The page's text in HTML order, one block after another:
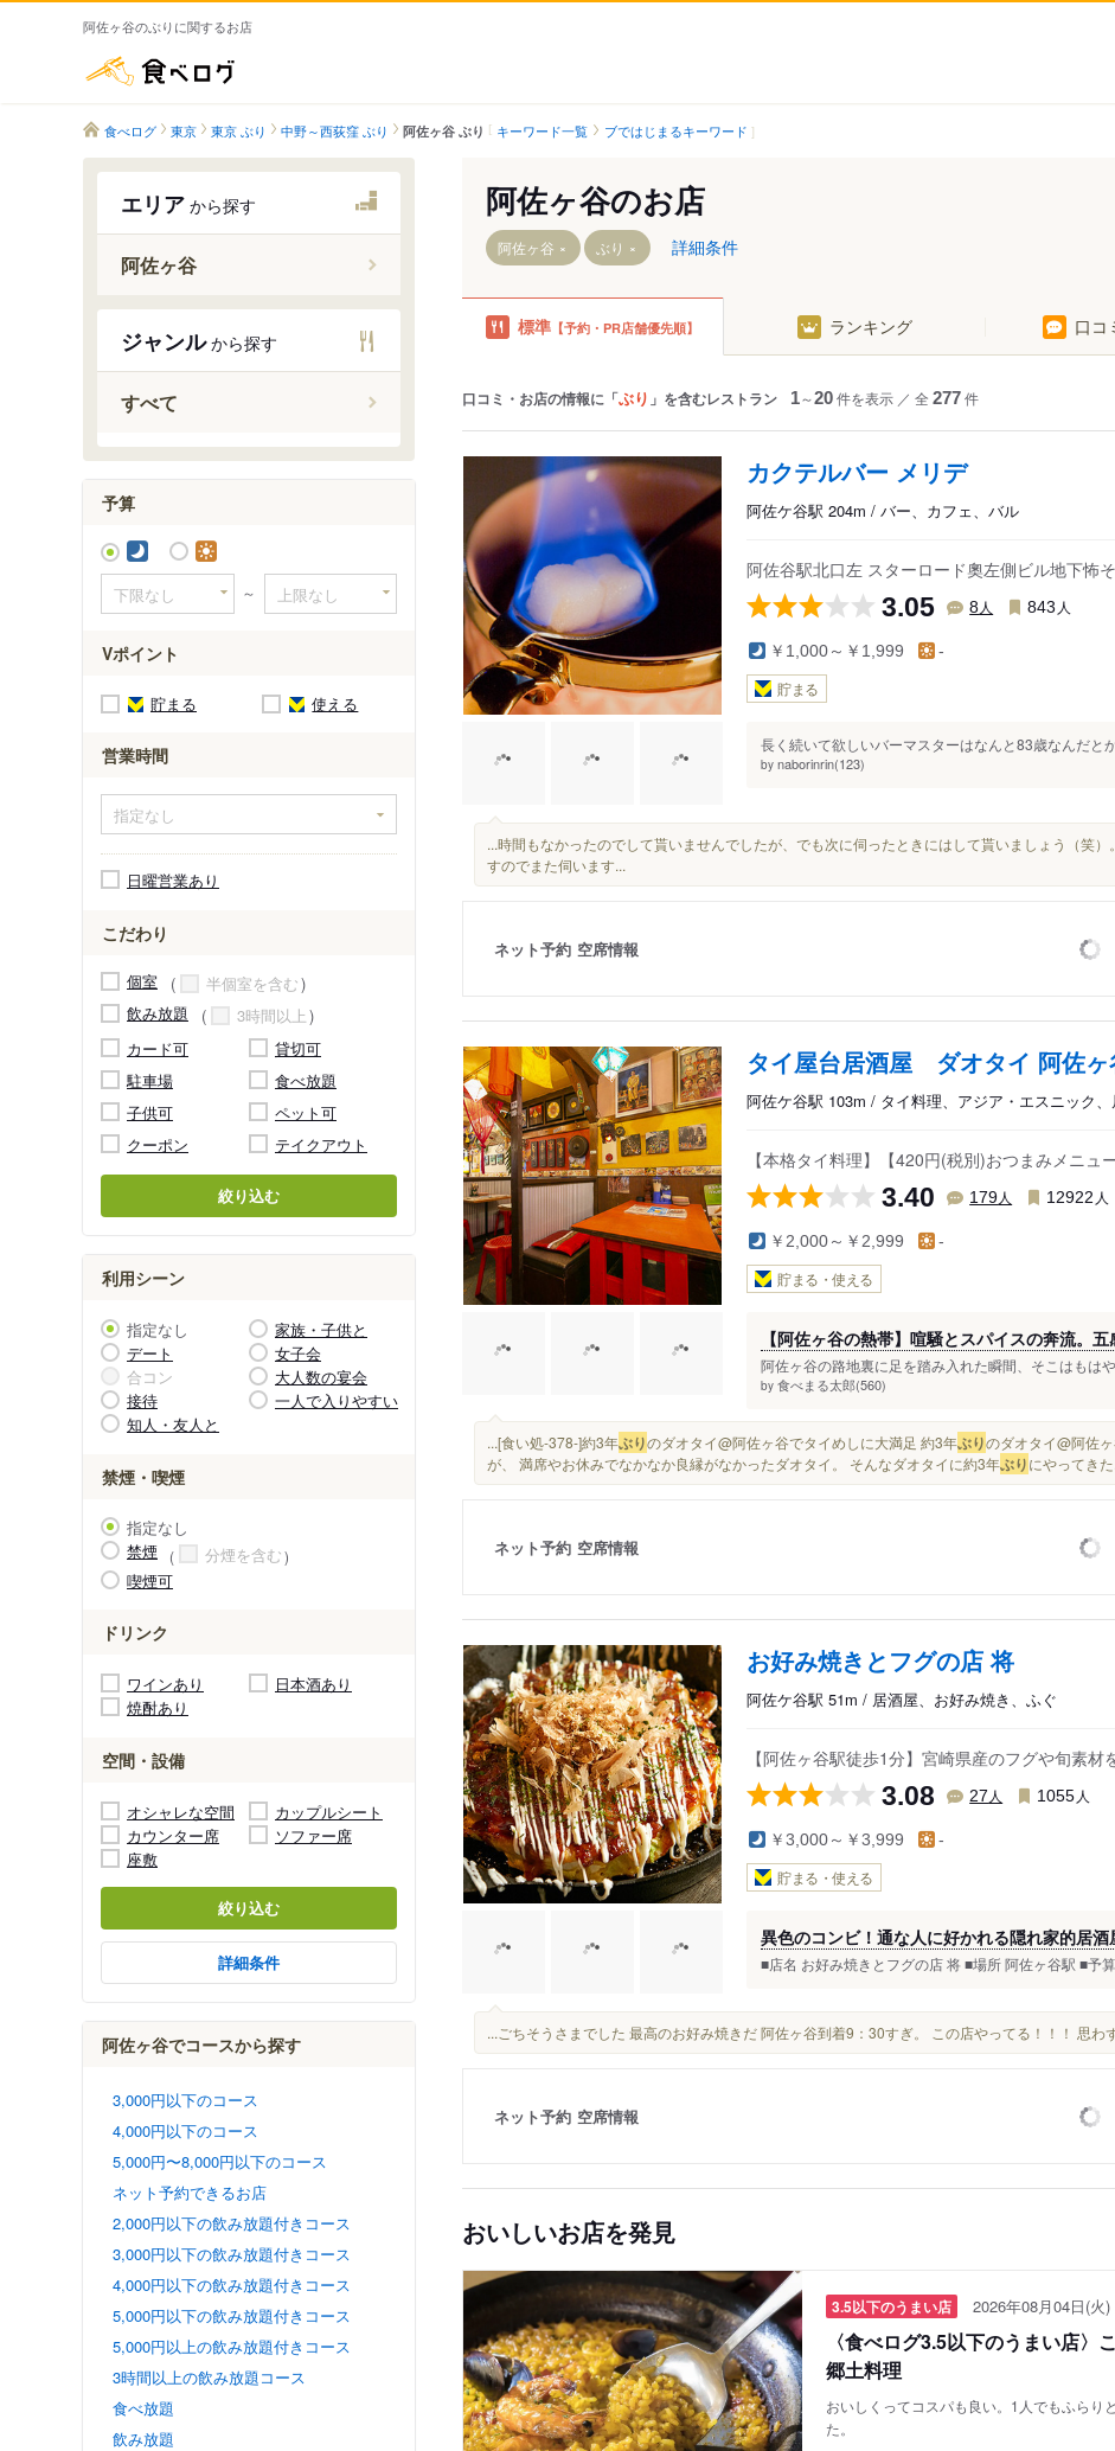
阿佐ヶ谷のぶりに関するお店
食べログ 東京 東京 ぶり 中野～西荻窪 ぶり 阿佐ヶ谷 ぶり キーワード一覧 ブではじまるキーワード
エリア から探す
阿佐ヶ谷
阿佐ケ谷駅
ジャンルから探す
すべて
予算
～
Vポイント
貯まる 使える
営業時間
日曜営業あり
こだわり
個室
半個室を含む
飲み放題
3時間以上
カード可
貸切可
駐車場
食べ放題
子供可
ペット可
クーポン
テイクアウト
絞り込む
利用シーン
指定なし
家族・子供と
デート
女子会
合コン
大人数の宴会
接待
一人で入りやすい
知人・友人と
禁煙・喫煙
指定なし
禁煙
分煙を含む
喫煙可
ドリンク
ワインあり
日本酒あり
焼酎あり
空間・設備
オシャレな空間
カップルシート
カウンター席
ソファー席
座敷
絞り込む
詳細条件
阿佐ヶ谷でコースから探す
3,000円以下のコース
4,000円以下のコース
5,000円〜8,000円以下のコース
ネット予約できるお店
2,000円以下の飲み放題付きコース
3,000円以下の飲み放題付きコース
4,000円以下の飲み放題付きコース
5,000円以下の飲み放題付きコース
5,000円以上の飲み放題付きコース
3時間以上の飲み放題コース
食べ放題
飲み放題
阿佐ヶ谷のお店
阿佐ヶ谷 ぶり 詳細条件
標準 【予約・PR店舗優先順】 ランキング 口コ
口コミ・お店の情報に「ぶり 」を含むレストラン 1～20件を表示 ／ 全 277件
カクテルバー メリデ
阿佐ケ谷駅 204m / バー、カフェ、バル
阿佐谷駅北口左 スターロード奧左側ビル地下怖
3.05 8人 843 人
￥1,000～￥1,999 -
貯まる
長く続いて欲しいバーマスターはなんと83歳なんだと
by naborinrin(123)
...時間もなかったのでして貰いませんでしたが、でも次に伺ったときにはして貰いましょう（笑）
すのでまた伺います...
ネット予約 空席情報
タイ屋台居酒屋 ダオタイ 阿佐ヶ
阿佐ケ谷駅 103m / タイ料理、アジア・エスニック、
【本格タイ料理】【420円(税別)おつまみメニュ
3.40 179人 12922 人
￥2,000～￥2,999 -
貯まる・使える
【阿佐ヶ谷の熱帯】喧騒とスパイスの奔流。
阿佐ヶ谷の路地裏に足を踏み入れた瞬間、そこはもは
by 食べまる太郎(560)
...[食い処-378-]約3年ぶりのダオタイ@阿佐ヶ谷でタイめしに大満足 約3年ぶりのダオタイ@阿佐
が、 満席やお休みでなかなか良縁がなかったダオタイ。 そんなダオタイに約3年ぶりにやってき
ネット予約 空席情報
お好み焼きとフグの店 将
阿佐ケ谷駅 51m / 居酒屋、お好み焼き、ふぐ
【阿佐ヶ谷駅徒歩1分】宮崎県産のフグや旬素
3.08 27 人 1055 人
￥3,000～￥3,999 -
貯まる・使える
異色のコンビ！通な人に好かれる隠れ家的居酒
■店名 お好み焼きとフグの店 将 ■場所 阿佐ヶ谷駅 ■予
...ごちそうさまでした 最高のお好み焼きだ 阿佐ヶ谷到着9：30すぎ。 この店やってる！！！ 思わ
ネット予約 空席情報
おいしいお店を発見
3.5以下のうまい店 2026年08月04日(火)
〈食べログ3.5以下のうまい店
郷土料理
おいしくってコスパも良い。1人でもふらり
た。